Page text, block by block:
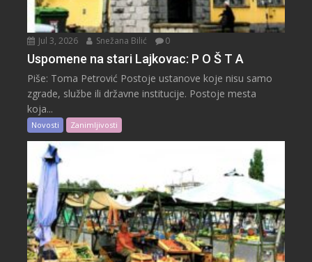
Jul 3, 2026 Snežana Bilić 0
Uspomene na stari Lajkovac: P O Š T A
Piše: Toma Petrović Postoje ustanove koje nisu samo
zgrade, službe ili državne institucije. Postoje mesta
koja...
Novosti Zanimljivosti